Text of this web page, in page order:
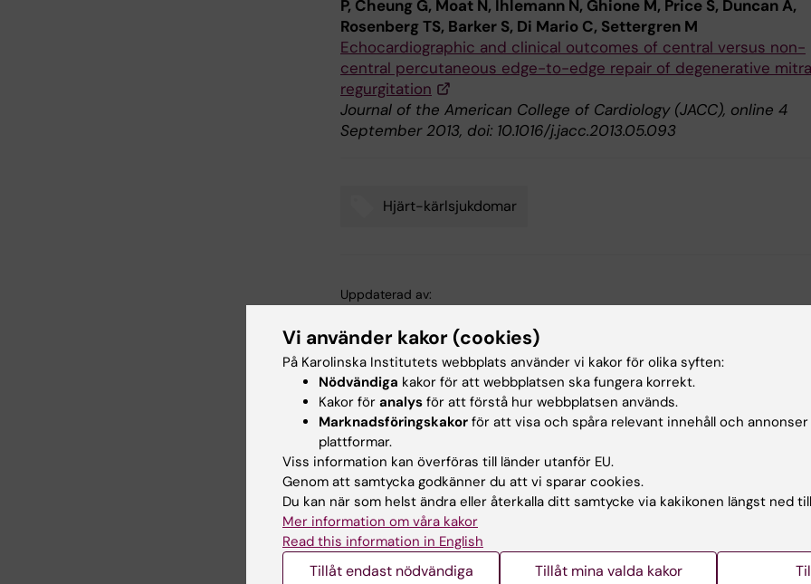
P, Cheung G, Moat N, Ihlemann N, Ghione M, Price S, Duncan A,
Rosenberg TS, Barker S, Di Mario C, Settergren M
Echocardiographic and clinical outcomes of central versus non-
central percutaneous edge-to-edge repair of degenerative
regurgitation
Journal of the American College of Cardiology (JACC), online 4
September 2013, doi: 10.1016/j.jacc.2013.05.093
Hjärt-kärlsjukdomar
Uppdaterad av:
Dela
Relaterade artiklar
Vi använder kakor (cookies)
På Karolinska Institutets webbplats använder vi kakor för olika syften:
Nödvändiga kakor för att webbplatsen ska fungera korrekt.
Kakor för analys för att förstå hur webbplatsen används.
Marknadsföringskakor för att visa och spåra relevant innehåll och
plattformar.
Viss information kan överföras till länder utanför EU.
Genom att samtycka godkänner du att vi sparar cookies.
Du kan när som helst ändra eller återkalla ditt samtycke via kakikonen längst ned
Mer information om våra kakor
Read this information in English
Tillåt endast nödvändiga Tillåt mina valda kakor